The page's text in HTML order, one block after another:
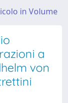
in Volume
a
von